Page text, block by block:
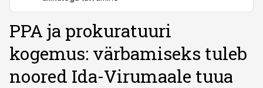
PPA ja prokuratuuri
kogemus: värbamiseks tuleb
noored Ida-Virumaale tuua